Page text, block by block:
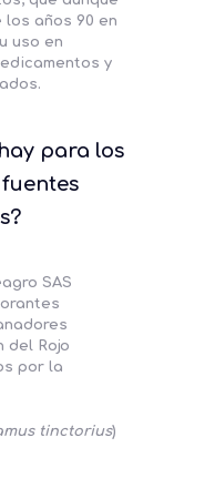
años 90 en
uso en
y
para los
tinctorius)